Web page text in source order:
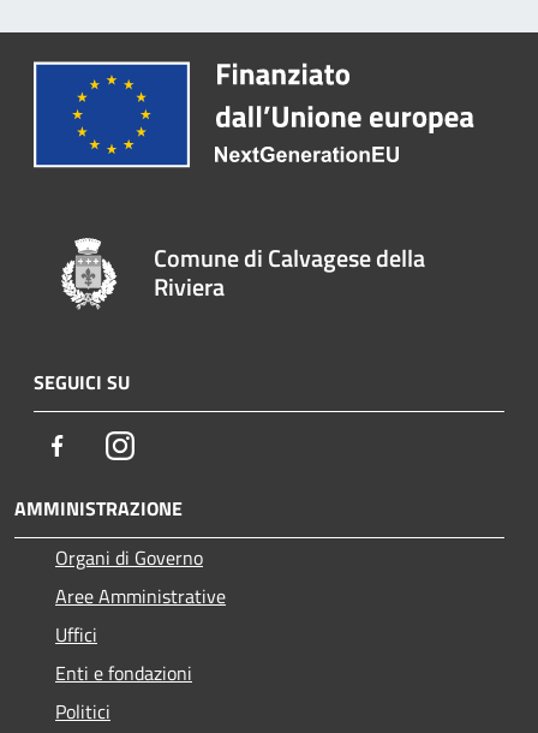
Comune di Calvagese della
Riviera
SEGUICI SU
FacebookInstagram
AMMINISTRAZIONE
Organi di Governo
Aree Amministrative
Uffici
Enti e fondazioni
Politici